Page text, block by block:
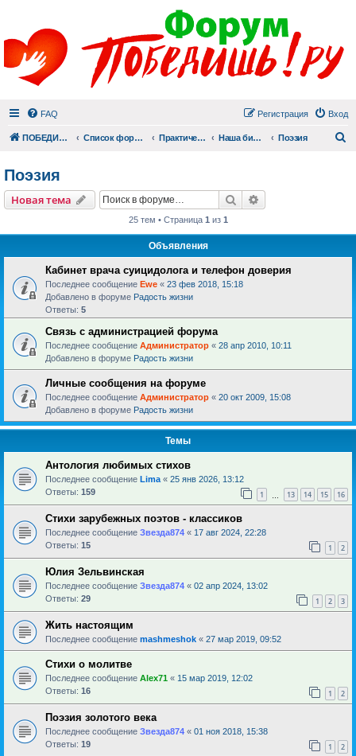
FAQ Вход
Регистрация
ПОБЕДИШЬ.РУ Список форумов Практический раздел Наша библиотека Поэзия
Поэзия
Новая тема Поиск
25 тем • Страница 1 из 1
Объявления
Кабинет врача суицидолога и телефон доверия
Последнее сообщение Ewe « 23 фев 2018, 15:18
Добавлено в форуме Радость жизни
Ответы: 5
Связь с администрацией форума
Последнее сообщение Администратор « 28 апр 2010, 10:11
Добавлено в форуме Радость жизни
Личные сообщения на форуме
Последнее сообщение Администратор « 20 окт 2009, 15:08
Добавлено в форуме Радость жизни
Темы
Антология любимых стихов
Последнее сообщение Lima « 25 янв 2026, 13:12
Ответы: 159 1 13 14 15 16
Стихи зарубежных поэтов - классиков
Последнее сообщение Звезда874 « 17 авг 2024, 22:28
Ответы: 15 1 2
Юлия Зельвинская
Последнее сообщение Звезда874 « 02 апр 2024, 13:02
Ответы: 29 1 2 3
Жить настоящим
Последнее сообщение mashmeshok « 27 мар 2019, 09:52
Стихи о молитве
Последнее сообщение Alex71 « 15 мар 2019, 12:02
Ответы: 16 1 2
Поэзия золотого века
Последнее сообщение Звезда874 « 01 ноя 2018, 15:38
Ответы: 19 1 2